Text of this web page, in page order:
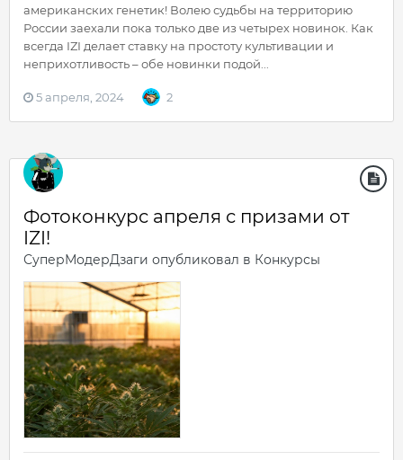
американских генетик! Волею судьбы на территорию
России заехали пока только две из четырех новинок. Как
всегда IZI делает ставку на простоту культивации и
неприхотливость – обе новинки подой...
5 апреля, 2024 2
Фотоконкурс апреля с призами от
IZI!
СуперМодерДзаги опубликовал в Конкурсы